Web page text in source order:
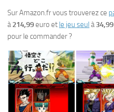
Sur Amazon.fr vous trouverez ce
à214,99euro et le jeu seul à
pour le commander ?